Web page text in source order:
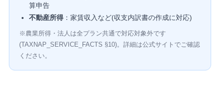
算申告
不動産所得：家賃収入など(収支内訳書の作成に対応)
※農業所得・法人は全プラン共通で対応対象外です
(TAXNAP_SERVICE_FACTS §10)。詳細は公式サイトでご確認
ください。